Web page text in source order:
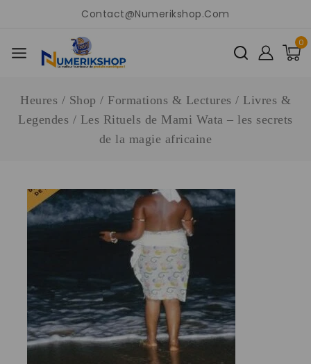
Contact@numerikshop.com
0
Heures / Shop / Formations & Lectures / Livres &
Legendes / Les Rituels de Mami Wata – les secrets
de la magie africaine